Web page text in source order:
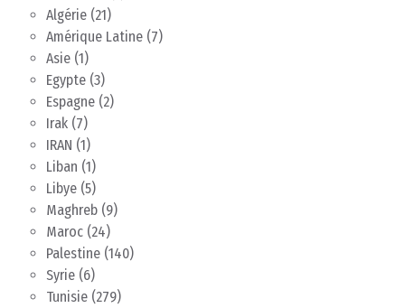
Algérie (21)
Amérique Latine (7)
Asie (1)
Egypte (3)
Espagne (2)
Irak (7)
IRAN (1)
Liban (1)
Libye (5)
Maghreb (9)
Maroc (24)
Palestine (140)
Syrie (6)
Tunisie (279)